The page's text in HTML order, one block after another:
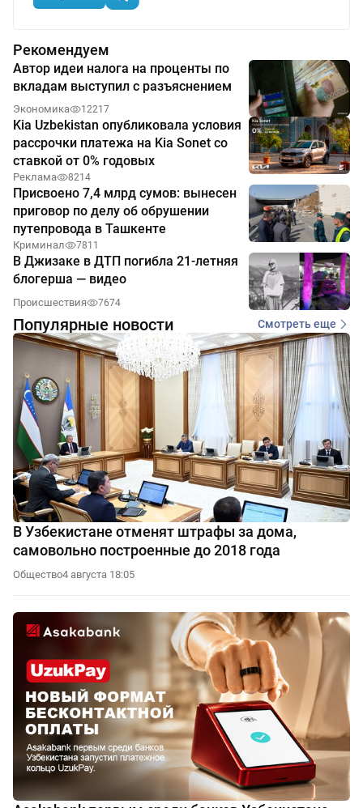
Рекомендуем
Автор идеи налога на проценты по
вкладам выступил с разъяснением
Экономика 12217
Kia Uzbekistan опубликовала условия
рассрочки платежа на Kia Sonet со
ставкой от 0% годовых
Реклама 8214
Присвоено 7,4 млрд сумов: вынесен
приговор по делу об обрушении
путепровода в Ташкенте
Криминал 7811
В Джизаке в ДТП погибла 21-летняя
блогерша — видео
Происшествия 7674
Популярные новости Смотреть еще
В Узбекистане отменят штрафы за дома,
самовольно построенные до 2018 года
Общество4 августа 18:05